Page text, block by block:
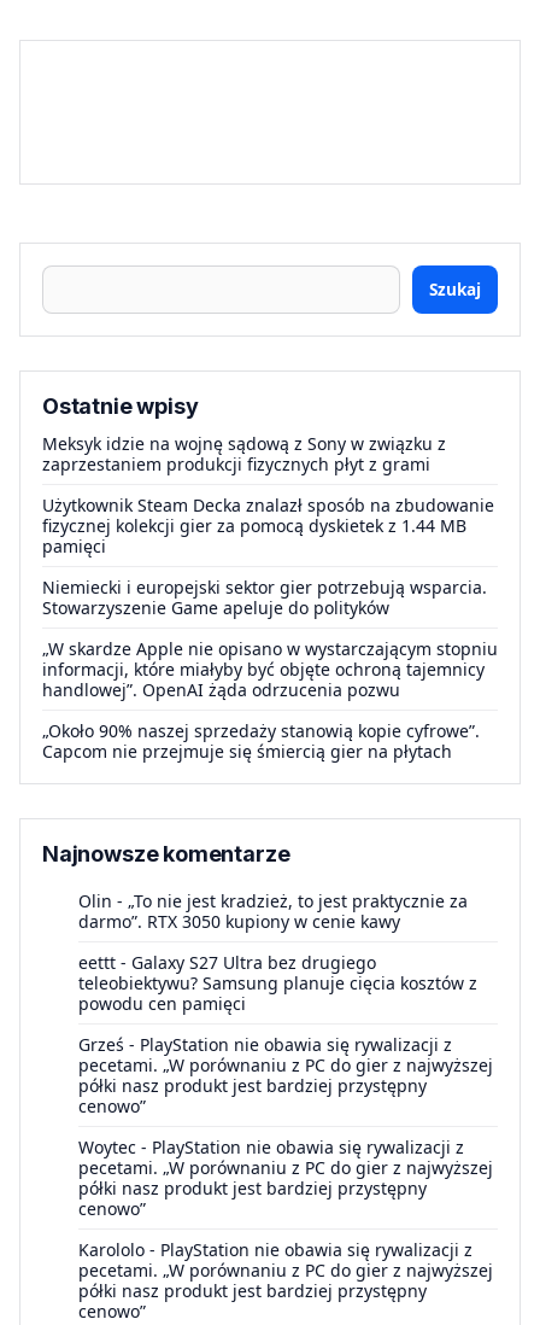
Szukaj
Ostatnie wpisy
Meksyk idzie na wojnę sądową z Sony w związku z
zaprzestaniem produkcji fizycznych płyt z grami
Użytkownik Steam Decka znalazł sposób na zbudowanie
fizycznej kolekcji gier za pomocą dyskietek z 1.44 MB
pamięci
Niemiecki i europejski sektor gier potrzebują wsparcia.
Stowarzyszenie Game apeluje do polityków
„W skardze Apple nie opisano w wystarczającym stopniu
informacji, które miałyby być objęte ochroną tajemnicy
handlowej”. OpenAI żąda odrzucenia pozwu
„Około 90% naszej sprzedaży stanowią kopie cyfrowe”.
Capcom nie przejmuje się śmiercią gier na płytach
Najnowsze komentarze
Olin - „To nie jest kradzież, to jest praktycznie za
darmo”. RTX 3050 kupiony w cenie kawy
eettt - Galaxy S27 Ultra bez drugiego
teleobiektywu? Samsung planuje cięcia kosztów z
powodu cen pamięci
Grześ - PlayStation nie obawia się rywalizacji z
pecetami. „W porównaniu z PC do gier z najwyższej
półki nasz produkt jest bardziej przystępny
cenowo”
Woytec - PlayStation nie obawia się rywalizacji z
pecetami. „W porównaniu z PC do gier z najwyższej
półki nasz produkt jest bardziej przystępny
cenowo”
Karololo - PlayStation nie obawia się rywalizacji z
pecetami. „W porównaniu z PC do gier z najwyższej
półki nasz produkt jest bardziej przystępny
cenowo”